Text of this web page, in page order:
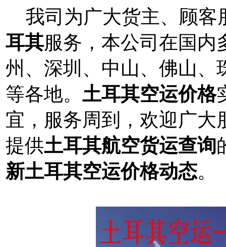
我司为广大货主、顾客
耳其服务，本公司在国内
州、深圳、中山、佛山、
等各地。 土耳其空运价格
宜，服务周到，欢迎广大
提供土耳其航空货运查询
新土耳其空运价格动态。